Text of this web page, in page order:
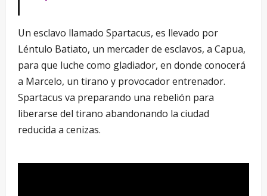
Un esclavo llamado Spartacus, es llevado por
Léntulo Batiato, un mercader de esclavos, a Capua,
para que luche como gladiador, en donde conocerá
a Marcelo, un tirano y provocador entrenador.
Spartacus va preparando una rebelión para
liberarse del tirano abandonando la ciudad
reducida a cenizas.